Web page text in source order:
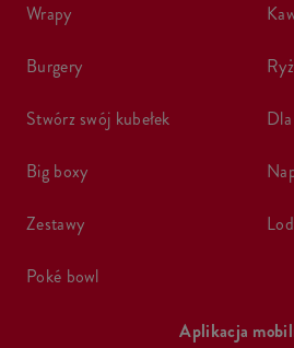
wrapy
burgery
stwórz swój kubełek
big boxy
zestawy
poké bowl
Aplikacja